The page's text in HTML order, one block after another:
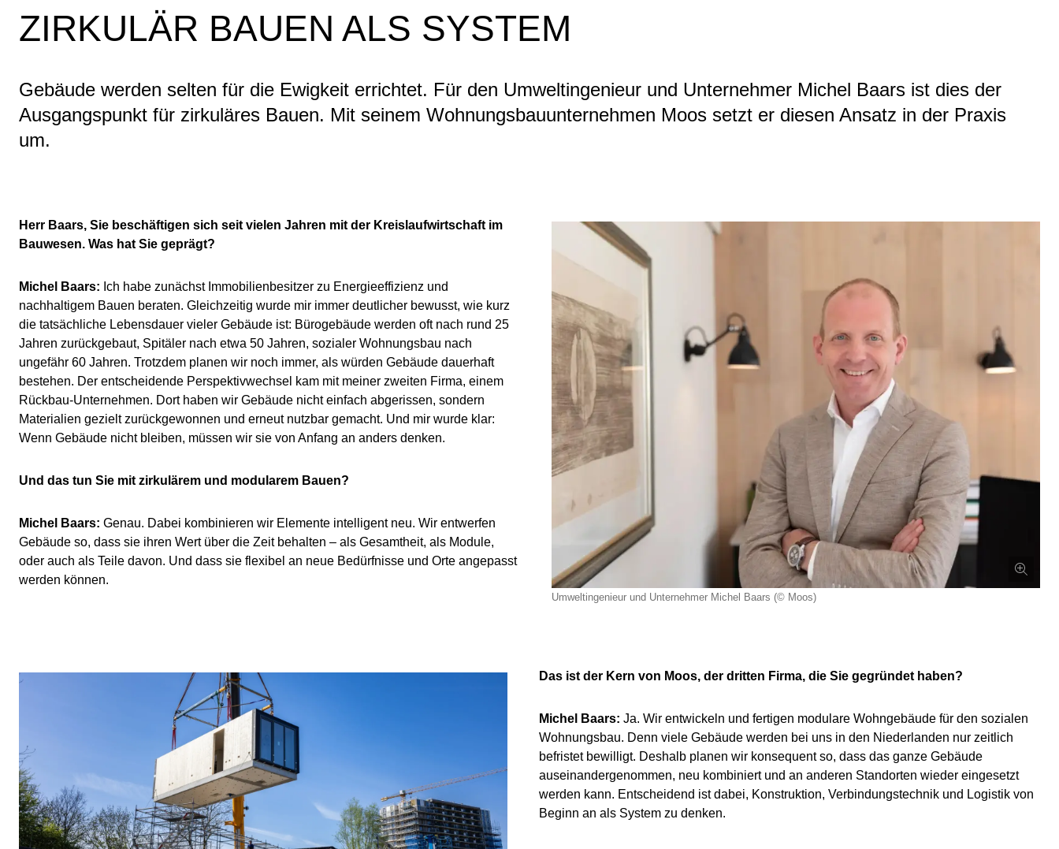
ZIRKULÄR BAUEN ALS SYSTEM
Gebäude werden selten für die Ewigkeit errichtet. Für den Umweltingenieur und Unternehmer Michel Baars ist dies der
Ausgangspunkt für zirkuläres Bauen. Mit seinem Wohnungsbauunternehmen Moos setzt er diesen Ansatz in der Praxis
um.
Herr Baars, Sie beschäftigen sich seit vielen Jahren mit der Kreislaufwirtschaft im
Bauwesen. Was hat Sie geprägt?
Michel Baars: Ich habe zunächst Immobilienbesitzer zu Energieeffizienz und
nachhaltigem Bauen beraten. Gleichzeitig wurde mir immer deutlicher bewusst, wie kurz
die tatsächliche Lebensdauer vieler Gebäude ist: Bürogebäude werden oft nach rund 25
Jahren zurückgebaut, Spitäler nach etwa 50 Jahren, sozialer Wohnungsbau nach
ungefähr 60 Jahren. Trotzdem planen wir noch immer, als würden Gebäude dauerhaft
bestehen. Der entscheidende Perspektivwechsel kam mit meiner zweiten Firma, einem
Rückbau-Unternehmen. Dort haben wir Gebäude nicht einfach abgerissen, sondern
Materialien gezielt zurückgewonnen und erneut nutzbar gemacht. Und mir wurde klar:
Wenn Gebäude nicht bleiben, müssen wir sie von Anfang an anders denken.
Und das tun Sie mit zirkulärem und modularem Bauen?
Michel Baars: Genau. Dabei kombinieren wir Elemente intelligent neu. Wir entwerfen
Gebäude so, dass sie ihren Wert über die Zeit behalten – als Gesamtheit, als Module,
oder auch als Teile davon. Und dass sie flexibel an neue Bedürfnisse und Orte angepasst
werden können.
Umweltingenieur und Unternehmer Michel Baars (© Moos)
Das ist der Kern von Moos, der dritten Firma, die Sie gegründet haben?
Michel Baars: Ja. Wir entwickeln und fertigen modulare Wohngebäude für den sozialen
Wohnungsbau. Denn viele Gebäude werden bei uns in den Niederlanden nur zeitlich
befristet bewilligt. Deshalb planen wir konsequent so, dass das ganze Gebäude
auseinandergenommen, neu kombiniert und an anderen Standorten wieder eingesetzt
werden kann. Entscheidend ist dabei, Konstruktion, Verbindungstechnik und Logistik von
Beginn an als System zu denken.